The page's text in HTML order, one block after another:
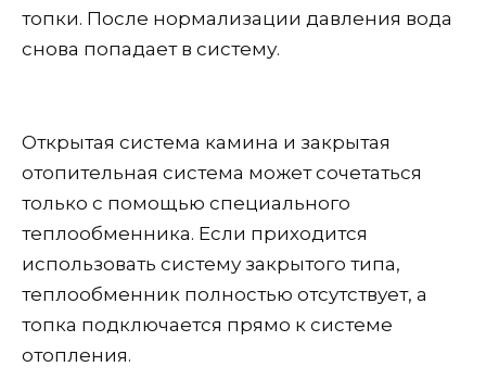
топки. После нормализации давления вода
снова попадает в систему.
Открытая система камина и закрытая
отопительная система может сочетаться
только с помощью специального
теплообменника. Если приходится
использовать систему закрытого типа,
теплообменник полностью отсутствует, а
топка подключается прямо к системе
отопления.